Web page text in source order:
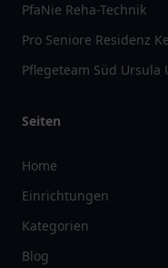
PfaNie Reha-Technik
Pro Seniore Residenz
Pflegeteam Süd Ursula
Seiten
Home
Einrichtungen
Kategorien
Blog